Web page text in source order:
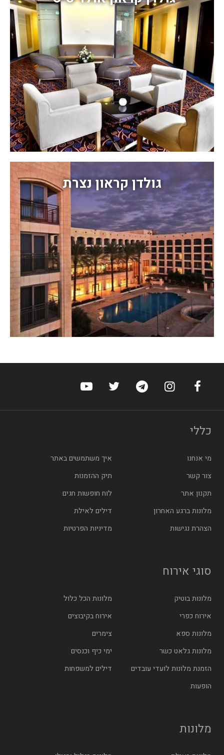
גולדן קראון נצרת
ערוץ הפייסבוק של הוטלס
ערוץ האינסטגרם של הוטלס
ערוץ הטלגרם של הוטלס
ערוץ טוויטר של הוטלס
ערוץ היוטיוב של
כללי
מי אנחנו
איך משתמשים באתר
צור קשר
תיק ההזמנות
תקנון אתר
לוח חופשות חגים
מלונות ברגע האחרון
דילים לאילת
הצהרת נגישות
מדיניות הפרטיות
סוגי אירוח
מלונות בוטיק
מלונות הכל כלול
אירוח כפרי
אירוח בקיבוצים
מלונות ספא
צימרים
מלונות גלאט כשר
ימי כיף וכנסים
הזמנת מלונות לועדי עובדים
דילים למשפחות
הופעות
מלונות